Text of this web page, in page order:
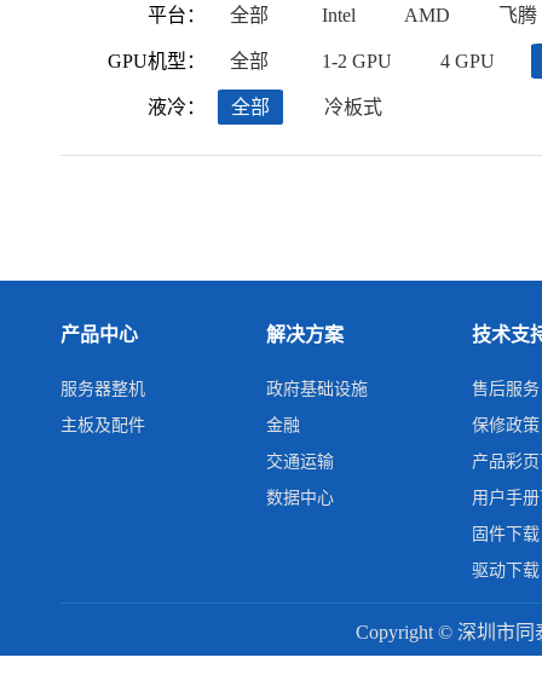
平台：
GPU机型：
液冷：
全部 Intel AMD 飞腾
全部 1-2 GPU 4 GPU
全部 冷板式
产品中心
服务器整机
主板及配件
解决方案
政府基础设施
金融
交通运输
数据中心
技术支
售后服务
保修政策
产品彩
用户手
固件下载
驱动下载
Copyright © 深圳市同